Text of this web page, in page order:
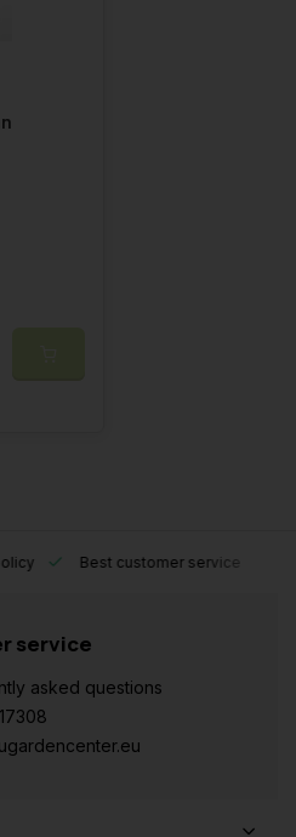
Best customer service
service
asked questions